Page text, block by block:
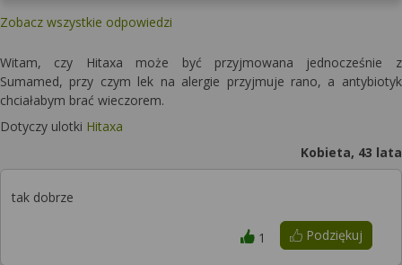
Zobacz wszystkie odpowiedzi
Witam, czy Hitaxa może być przyjmowana jednocześnie z
Sumamed, przy czym lek na alergie przyjmuje rano, a antybiotyk
chciałabym brać wieczorem.
Dotyczy ulotki Hitaxa
Kobieta, 43 lata
tak dobrze
Podziękuj
1